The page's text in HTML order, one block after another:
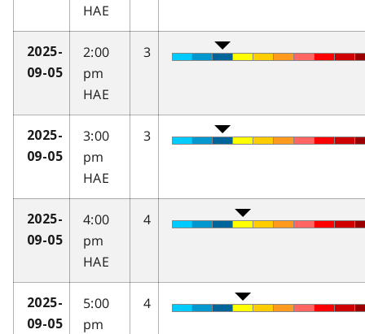
HAE
2025-
09-05
2:00
pm
HAE
3
2025-
09-05
3:00
pm
HAE
3
2025-
09-05
4:00
pm
HAE
4
2025-
09-05
5:00
pm
4